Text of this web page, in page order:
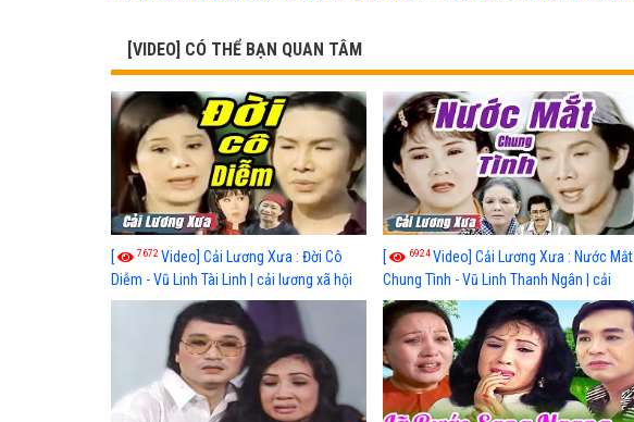
[VIDEO] CÓ THỂ BẠN QUAN TÂM
[ 7672Video] Cải Lương Xưa : Đời Cô
Diễm - Vũ Linh Tài Linh | cải lương xã hội
hay nhất
[ 6924Video] Cải Lương Xưa : Nước Mắt
Chung Tình - Vũ Linh Thanh Ngân | cải
lương xã hội hay nhất